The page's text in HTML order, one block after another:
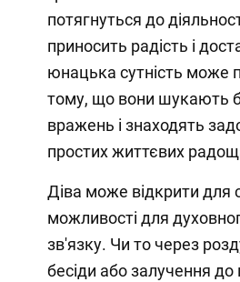
потягнуться до
приносить радість і
юнацька сутність може
тому, що вони шукають
вражень і знаходять
простих життєвих
Діва може відкрити для
можливості для
зв'язку. Чи то через
бесіди або залучення до